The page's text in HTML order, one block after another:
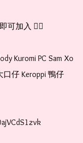
加入 👇🏻
Kuromi PC Sam Xo
仔 Keroppi 鴨仔